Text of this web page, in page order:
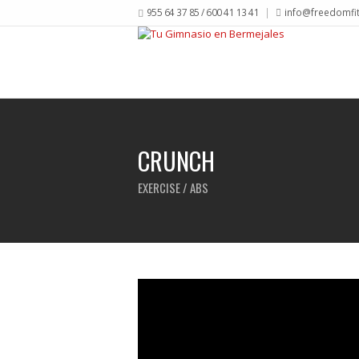
955 64 37 85 / 600 41 13 41
CRUNCH
EXERCISE / ABS